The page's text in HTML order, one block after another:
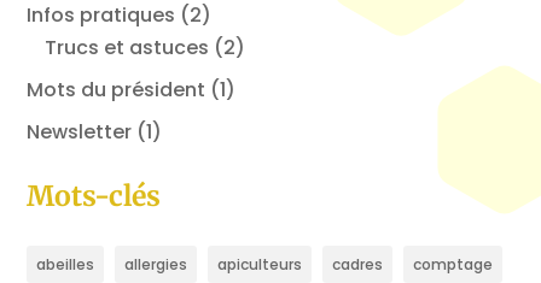
Infos pratiques (2)
Trucs et astuces (2)
Mots du président (1)
Newsletter (1)
Mots-clés
abeilles allergies apiculteurs cadres comptage